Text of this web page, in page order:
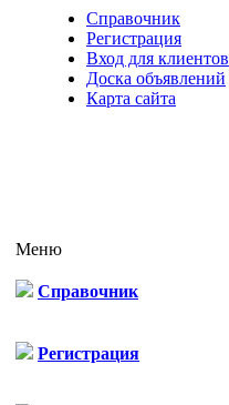
Справочник
Регистрация
Вход для клиентов
Доска объявлений
Карта сайта
Меню
Справочник
Регистрация